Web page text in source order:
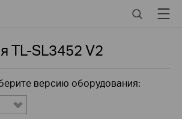
SearchMenu
TL-SL3452V2
версию оборудования: